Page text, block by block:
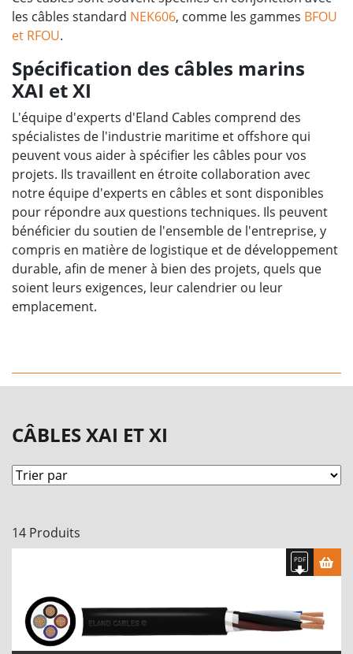
les câbles standard NEK606, comme les gammes BFOU
et RFOU.
Spécification des câbles marins
XAI et XI
L'équipe d'experts d'Eland Cables comprend des
spécialistes de l'industrie maritime et offshore qui
peuvent vous aider à spécifier les câbles pour vos
projets. Ils travaillent en étroite collaboration avec
notre équipe d'experts en câbles et sont disponibles
pour répondre aux questions techniques. Ils peuvent
bénéficier du soutien de l'ensemble de l'entreprise, y
compris en matière de logistique et de développement
durable, afin de mener à bien des projets, quels que
soient leurs exigences, leur calendrier ou leur
emplacement.
CÂBLES XAI ET XI
14 Produits